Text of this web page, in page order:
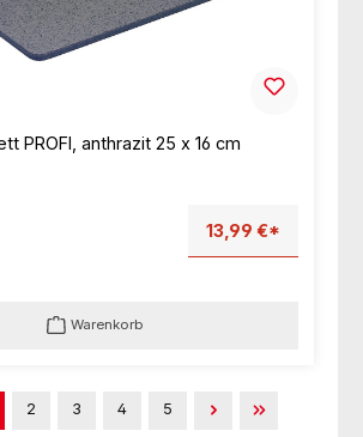
PROFI, anthrazit 25 x 16 cm
13,99 €*
Warenkorb
Seite
2 Seite
3 Seite
4 Seite
5